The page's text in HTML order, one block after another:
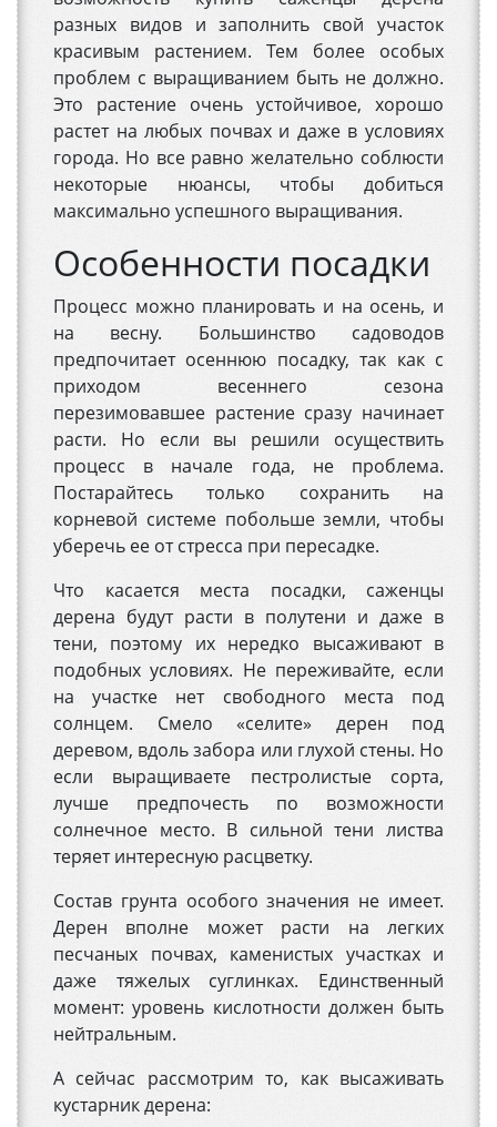
разных видов и заполнить свой участок
красивым растением. Тем более особых
проблем с выращиванием быть не должно.
Это растение очень устойчивое, хорошо
растет на любых почвах и даже в условиях
города. Но все равно желательно соблюсти
некоторые нюансы, чтобы добиться
максимально успешного выращивания.
Особенности посадки
Процесс можно планировать и на осень, и
на весну. Большинство садоводов
предпочитает осеннюю посадку, так как с
приходом весеннего сезона
перезимовавшее растение сразу начинает
расти. Но если вы решили осуществить
процесс в начале года, не проблема.
Постарайтесь только сохранить на
корневой системе побольше земли, чтобы
уберечь ее от стресса при пересадке.
Что касается места посадки, саженцы
дерена будут расти в полутени и даже в
тени, поэтому их нередко высаживают в
подобных условиях. Не переживайте, если
на участке нет свободного места под
солнцем. Смело «селите» дерен под
деревом, вдоль забора или глухой стены. Но
если выращиваете пестролистые сорта,
лучше предпочесть по возможности
солнечное место. В сильной тени листва
теряет интересную расцветку.
Состав грунта особого значения не имеет.
Дерен вполне может расти на легких
песчаных почвах, каменистых участках и
даже тяжелых суглинках. Единственный
момент: уровень кислотности должен быть
нейтральным.
А сейчас рассмотрим то, как высаживать
кустарник дерена: